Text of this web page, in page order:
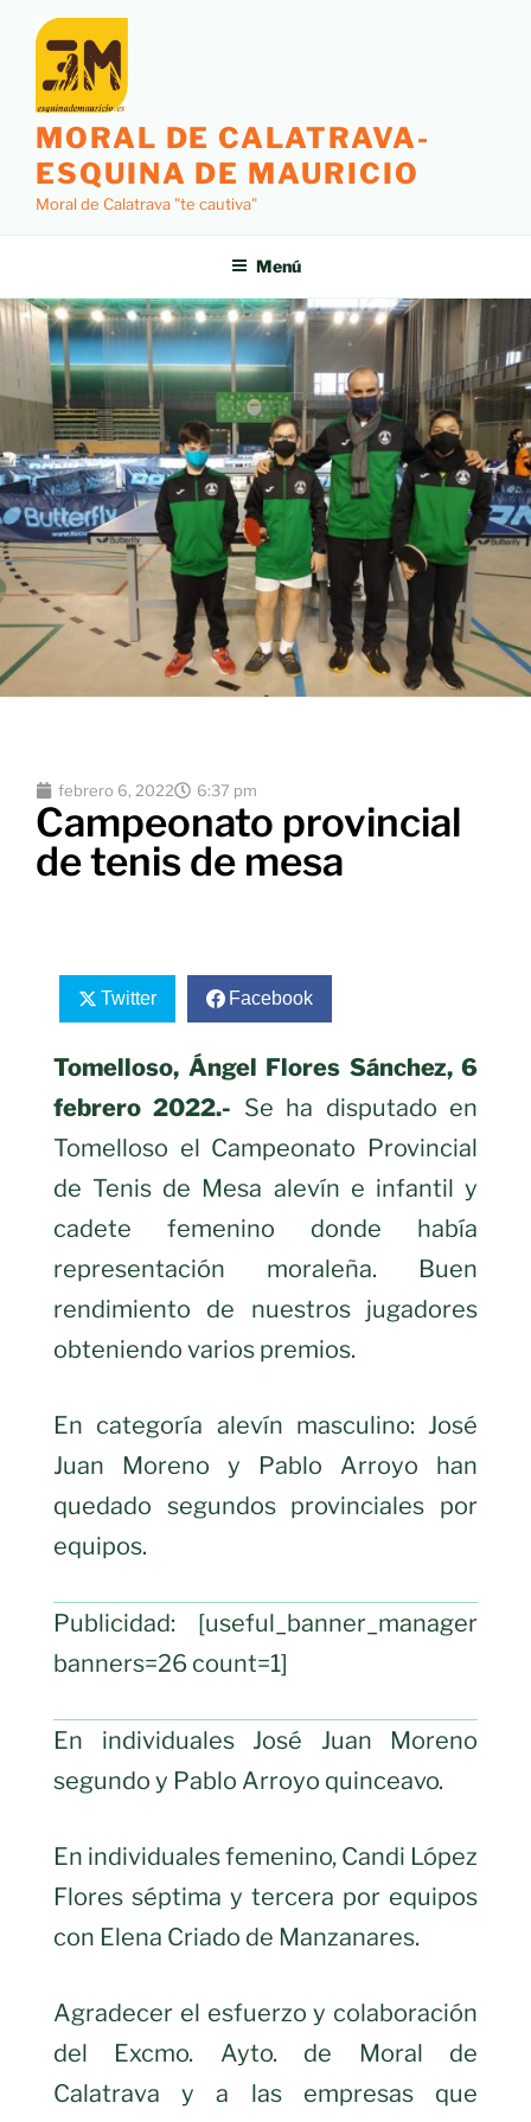
MORAL DE CALATRAVA-
ESQUINA DE MAURICIO
Moral de Calatrava "te cautiva"
Menú
febrero 6, 2022 6:37 pm
Campeonato provincial
de tenis de mesa
Twitter Facebook
Tomelloso, Ángel Flores Sánchez, 6
febrero 2022.- Se ha disputado en
Tomelloso el Campeonato Provincial
de Tenis de Mesa alevín e infantil y
cadete femenino donde había
representación moraleña. Buen
rendimiento de nuestros jugadores
obteniendo varios premios.
En categoría alevín masculino: José
Juan Moreno y Pablo Arroyo han
quedado segundos provinciales por
equipos.
Publicidad: [useful_banner_manager
banners=26 count=1]
En individuales José Juan Moreno
segundo y Pablo Arroyo quinceavo.
En individuales femenino, Candi López
Flores séptima y tercera por equipos
con Elena Criado de Manzanares.
Agradecer el esfuerzo y colaboración
del Excmo. Ayto. de Moral de
Calatrava y a las empresas que